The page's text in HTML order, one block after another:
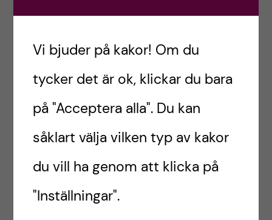
forskningsanläggningar), publiceringskostnader,
mindre utrustning.
projekt kan maximalt söka och erhålla 500 000
kronor/år.
För övriga upplysningar, mejla funktionsbrevlåda:
sof@ki.se.
Vi bjuder på kakor! Om du
tycker det är ok, klickar du bara
på "Acceptera alla". Du kan
såklart välja vilken typ av kakor
du vill ha genom att klicka på
"Inställningar".